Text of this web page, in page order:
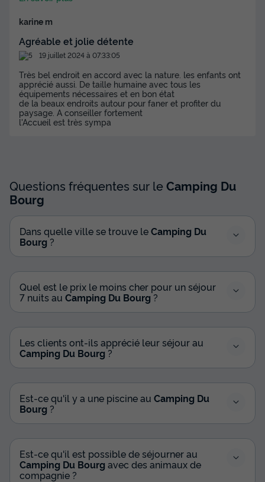
karine m
Agréable et jolie détente
19 juillet 2024 à 07:33:05
Très bel endroit en accord avec la nature. les enfants ont
apprécié aussi. De taille humaine avec tous les
équipements nécessaires et en bon état
de la beaux endroits autour pour faner et profiter du
paysage. A conseiller fortement
l'Accueil est très sympa
Questions fréquentes sur leCamping Du
Bourg
Dans quelle ville se trouve leCamping Du
Bourg?
Quel est le prix le moins cher pour un séjour
7 nuits au Camping Du Bourg?
Les clients ont-ils apprécié leur séjour au
Camping Du Bourg?
Est-ce qu'il y a une piscine au Camping Du
Bourg ?
Est-ce qu'il est possible de séjourner au
Camping Du Bourg avec des animaux de
compagnie ?